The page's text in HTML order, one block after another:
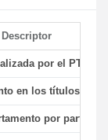
Descriptor
por el PTGAS
en los títulos de
por parte